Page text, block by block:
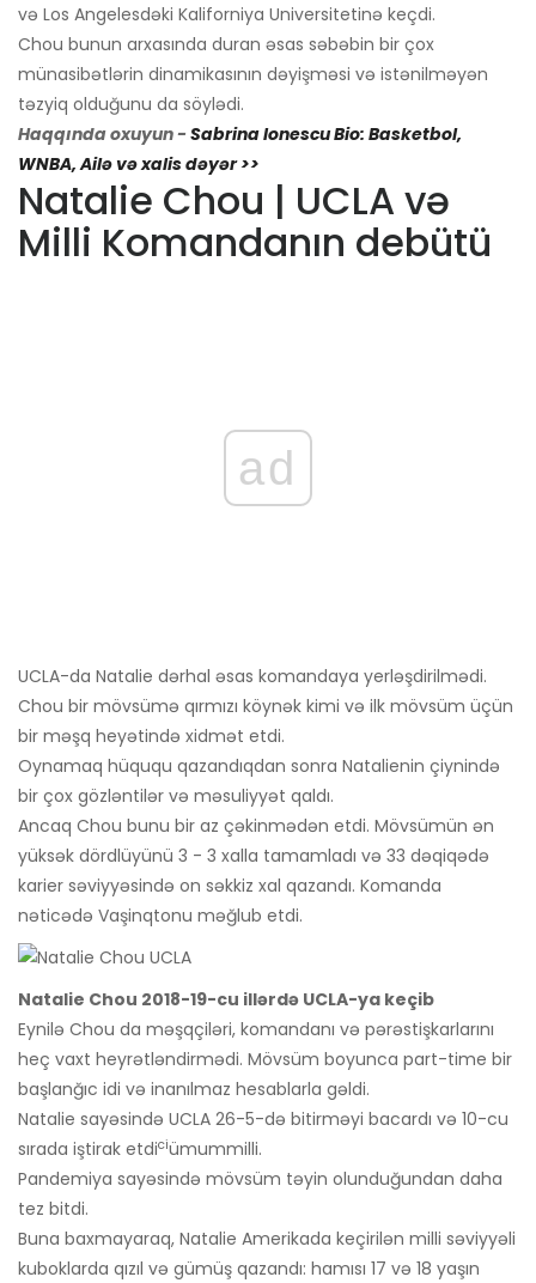
və Los Angelesdəki Kaliforniya Universitetinə keçdi.
Chou bunun arxasında duran əsas səbəbin bir çox
münasibətlərin dinamikasının dəyişməsi və istənilməyən
təzyiq olduğunu da söylədi.
Haqqında oxuyun - Sabrina Ionescu Bio: Basketbol, ​​
WNBA, Ailə və xalis dəyər >>
Natalie Chou | UCLA və
Milli Komandanın debütü
ad
UCLA-da Natalie dərhal əsas komandaya yerləşdirilmədi.
Chou bir mövsümə qırmızı köynək kimi və ilk mövsüm üçün
bir məşq heyətində xidmət etdi.
Oynamaq hüququ qazandıqdan sonra Natalienin çiynində
bir çox gözləntilər və məsuliyyət qaldı.
Ancaq Chou bunu bir az çəkinmədən etdi. Mövsümün ən
yüksək dördlüyünü 3 - 3 xalla tamamladı və 33 dəqiqədə
karier səviyyəsində on səkkiz xal qazandı. Komanda
nəticədə Vaşinqtonu məğlub etdi.
Natalie Chou 2018-19-cu illərdə UCLA-ya keçib
Eynilə Chou da məşqçiləri, komandanı və pərəstişkarlarını
heç vaxt heyrətləndirmədi. Mövsüm boyunca part-time bir
başlanğıc idi və inanılmaz hesablarla gəldi.
Natalie sayəsində UCLA 26-5-də bitirməyi bacardı və 10-cu
sırada iştirak etdiciümummilli.
Pandemiya sayəsində mövsüm təyin olunduğundan daha
tez bitdi.
Buna baxmayaraq, Natalie Amerikada keçirilən milli səviyyəli
kuboklarda qızıl və gümüş qazandı: hamısı 17 və 18 yaşın